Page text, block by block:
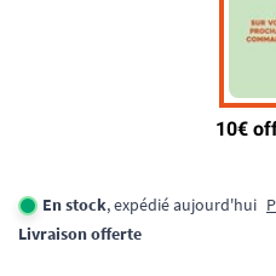
En stock, expédié aujourd'hui
Livraison offerte